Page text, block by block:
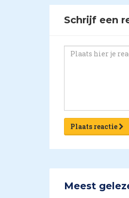
Schrijf een
Plaats reactie
Meest